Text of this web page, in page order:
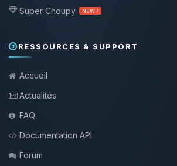
Super Choupy NEW !
RESSOURCES & SUPPORT
Accueil
Actualités
FAQ
Documentation API
Forum